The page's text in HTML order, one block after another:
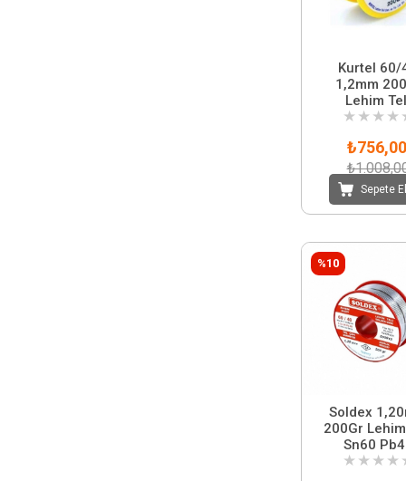
Kurtel 60/
1,2mm
Lehim
★ ★ ★ ★
₺756,00
Sepete
Soldex
200Gr
Sn60
★ ★ ★ ★
%10